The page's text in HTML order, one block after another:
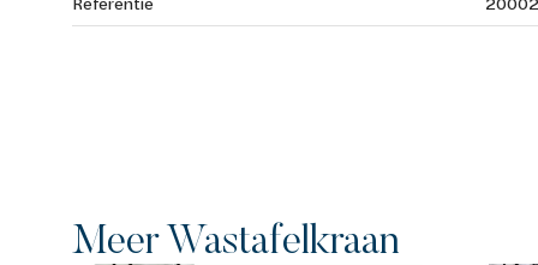
Meer Wastafelkraan